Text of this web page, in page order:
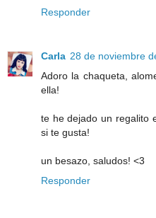
Responder
Carla 28 de noviembre
Adoro la chaqueta,
ella!
te he dejado un regalito
si te gusta!
un besazo, saludos! <3
Responder